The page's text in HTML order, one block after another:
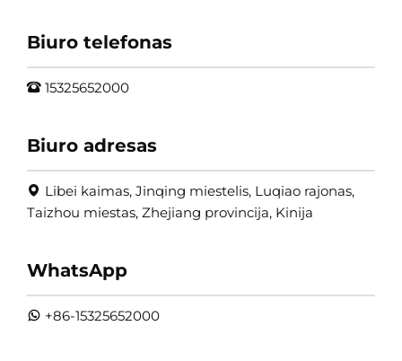
Biuro telefonas
15325652000
Biuro adresas
Libei kaimas, Jinqing miestelis, Luqiao rajonas,
Taizhou miestas, Zhejiang provincija, Kinija
WhatsApp
+86-15325652000